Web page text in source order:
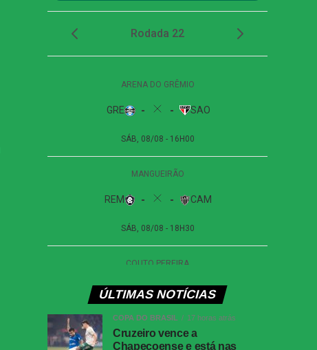
ÚLTIMAS NOTÍCIAS
COPA DO BRASIL 17 horas atrás
Cruzeiro vence a
Chapecoense e está nas